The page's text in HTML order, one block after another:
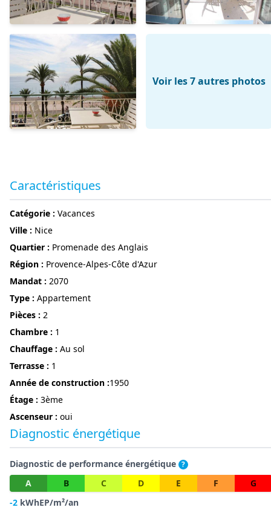
Voir les 7 autres photos
Caractéristiques
Catégorie : Vacances
ville : Nice
Quartier : Promenade des Anglais
région : Provence-Alpes-Côte d'Azur
Mandat : 2070
Type : Appartement
pièces : 2
chambre : 1
Chauffage : Au sol
terrasse : 1
année de construction :1950
étage : 3ème
Ascenseur : oui
Diagnostic énergétique
Diagnostic de performance énergétique ?
A B C D E F
G
-2 kWhEP/m²/an